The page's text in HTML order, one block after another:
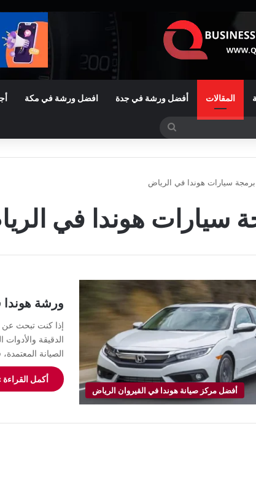
المقالات أفضل ورشة في جدة افضل ورشة في مكة
برمجة سيارات هوندا في الرياض
سيارات هوندا في
أفضل مركز صيانة هوندا في القيروان الرياض
ورشة
إذا كنت تبحث عن
الدقيقة والأدوات
الصيانة
أكمل القراءة